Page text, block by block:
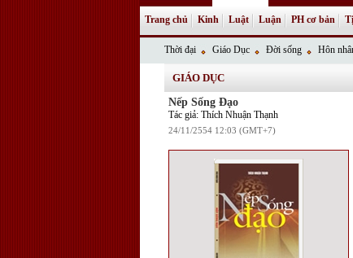
Trang chủ Kinh Luật Luận PH cơ bản
Thời đại Giáo Dục Đời sống Hôn
GIÁO DỤC
Nếp Sống Đạo
Tác giả: Thích Nhuận Thạnh
24/11/2554 12:03 (GMT+7)